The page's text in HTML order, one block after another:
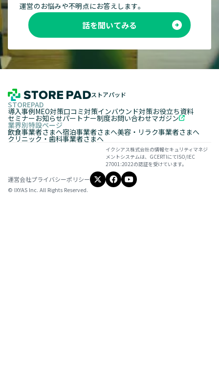
運営のお悩みや不明点にお答えします。
話を聞いてみる
ストアパッド
STOREPAD
導入事例MEO対策口コミ対策インバウンド対策お役立ち資料
セミナーお知らせパートナー制度お問い合わせマガジン
業界別特設ページ
飲食事業者さまへ宿泊事業者さまへ美容・リラク事業者さまへ
クリニック・歯科事業者さまへ
運営会社プライバシーポリシー
© IXYAS Inc. All Rights Reserved.
イクシアス株式会社の情報セキュリティマネジ
メントシステムは、GCERTIにてISO/IEC
27001:2022の認証を受けています。